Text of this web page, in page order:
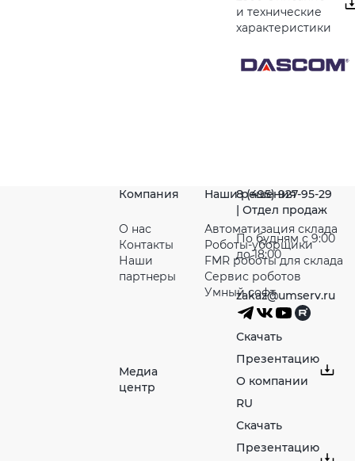
и технические
характеристики
Компания
О нас
Контакты
Наши
партнeры
Медиа
центр
Наши решения
Автоматизация склада
Роботы-уборщики
FMR роботы для склада
Сервис роботов
Умный софт
8 (495) 927-95-29
| Отдел продаж
По будням с 9:00
до 18:00
zakaz@umserv.ru
Скачать
Презентацию
О компании
RU
Скачать
Презентацию